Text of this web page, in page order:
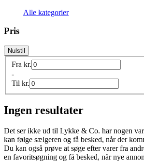
Alle kategorier
Pris
Nulstil
Fra kr.
-
Til kr.
Ingen resultater
Det ser ikke ud til Lykke & Co. har nogen
kan følge sælgeren og få besked, når der
Du kan også prøve at søge efter varer fra
en favoritsøgning og få besked, når nye